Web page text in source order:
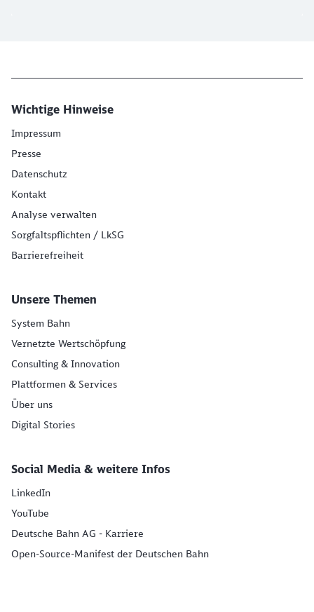
Wichtige Hinweise
Impressum
Presse
Datenschutz
Kontakt
Analyse verwalten
Sorgfaltspflichten / LkSG
Barrierefreiheit
Unsere Themen
System Bahn
Vernetzte Wertschöpfung
Consulting & Innovation
Plattformen & Services
Über uns
Digital Stories
Social Media & weitere Infos
LinkedIn
YouTube
Deutsche Bahn AG - Karriere
Open-Source-Manifest der Deutschen Bahn